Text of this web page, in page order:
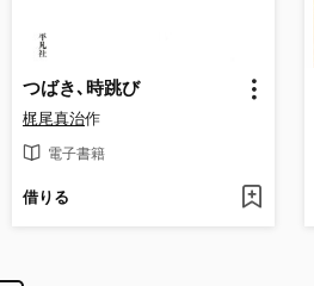
つばき､時跳び
梶尾真治作
電子書籍
借りる